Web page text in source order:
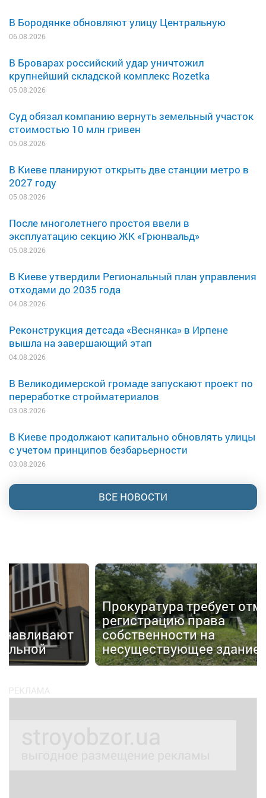
В Бородянке обновляют улицу Центральную
06.08.2026
В Броварах российский удар уничтожил
крупнейший складской комплекс Rozetka
05.08.2026
Суд обязал компанию вернуть земельный участок
стоимостью 10 млн гривен
05.08.2026
В Киеве планируют открыть две станции метро в
2027 году
05.08.2026
После многолетнего простоя ввели в
эксплуатацию секцию ЖК «Грюнвальд»
05.08.2026
В Киеве утвердили Региональный план управления
отходами до 2035 года
04.08.2026
Реконструкция детсада «Веснянка» в Ирпене
вышла на завершающий этап
04.08.2026
В Великодимерской громаде запускают проект по
переработке стройматериалов
03.08.2026
В Киеве продолжают капитально обновлять улицы
с учетом принципов безбарьерности
03.08.2026
ВСЕ НОВОСТИ
Прокуратура требует отменить
регистрацию права
собственности на
несуществующее здание